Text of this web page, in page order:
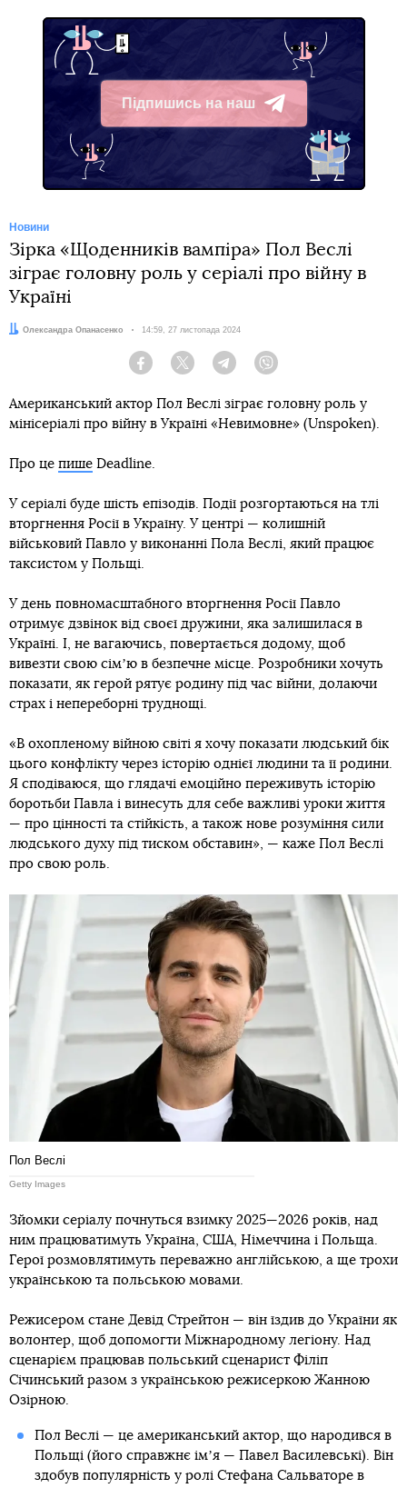
Підпишись на наш
Telegram
Новини
Зірка «Щоденників вампіра» Пол Веслі
зіграє головну роль у серіалі про війну в
Україні
Автор:
Олександра Опанасенко Дата:
14:59, 27 листопада 2024
Facebook Twitter Telegram
Американський актор Пол Веслі зіграє головну роль у
мінісеріалі про війну в Україні «Невимовне» (Unspoken).
Про це пише Deadline.
У серіалі буде шість епізодів. Події розгортаються на тлі
вторгнення Росії в Україну. У центрі — колишній
військовий Павло у виконанні Пола Веслі, який працює
таксистом у Польщі.
У день повномасштабного вторгнення Росії Павло
отримує дзвінок від своєї дружини, яка залишилася в
Україні. І, не вагаючись, повертається додому, щоб
вивезти свою сімʼю в безпечне місце. Розробники хочуть
показати, як герой рятує родину під час війни, долаючи
страх і непереборні труднощі.
«В охопленому війною світі я хочу показати людський бік
цього конфлікту через історію однієї людини та її родини.
Я сподіваюся, що глядачі емоційно переживуть історію
боротьби Павла і винесуть для себе важливі уроки життя
— про цінності та стійкість, а також нове розуміння сили
людського духу під тиском обставин», — каже Пол Веслі
про свою роль.
Пол Веслі
Getty Images
Зйомки серіалу почнуться взимку 2025—2026 років, над
ним працюватимуть Україна, США, Німеччина і Польща.
Герої розмовлятимуть переважно англійською, а ще трохи
українською та польською мовами.
Режисером стане Девід Стрейтон — він їздив до України як
волонтер, щоб допомогти Міжнародному легіону. Над
сценарієм працював польський сценарист Філіп
Січинський разом з українською режисеркою Жанною
Озірною.
Пол Веслі — це американський актор, що народився в
Польщі (його справжнє імʼя — Павел Василевські). Він
здобув популярність у ролі Стефана Сальваторе в